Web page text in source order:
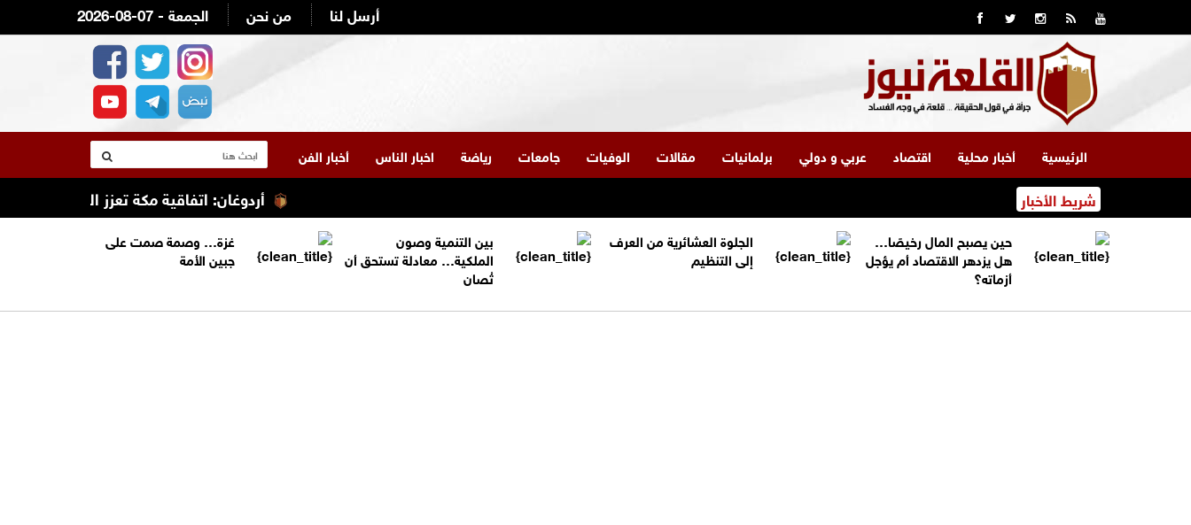
2026-08-07 - الجمعة من نحن أرسل لنا
الرئيسية أخبار محلية اقتصاد عربي و دولي برلمانيات مقالات الوفيات جامعات رياضة اخبار الناس أخبار الفن
شريط الأخبار أردوغان: اتفاقية مكة تعزز التعاون الأمني
حين يصبح المال رخيصًا…
هل يزدهر الاقتصاد أم يؤجل
أزماته؟
الجلوة العشائرية من العرف
إلى التنظيم
بين التنمية وصون
الملكية… معادلة تستحق أن
تُصان
غزة… وصمة صمت على
جبين الأمة